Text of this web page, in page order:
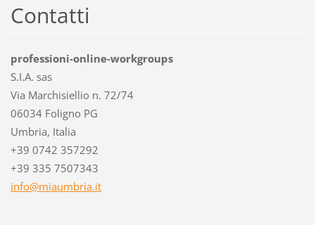
Contatti
professioni-online-workgroups
S.I.A. sas
Via Marchisiellio n. 72/74
06034 Foligno PG
Umbria, Italia
+39 0742 357292
+39 335 7507343
info@miaumbria.it